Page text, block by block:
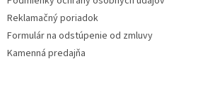
Reklamačný poriadok
Formulár na odstúpenie od zmluvy
Kamenná predajňa